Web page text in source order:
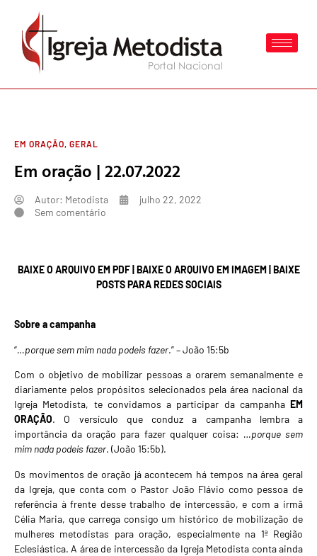
EM ORAÇÃO, GERAL
Em oração | 22.07.2022
Autor: Metodista
julho 22, 2022
Sem comentário
BAIXE O ARQUIVO EM PDF| BAIXE O ARQUIVO EM IMAGEM| BAIXE
POSTS PARA REDES SOCIAIS
Sobre a campanha
“…porque sem mim nada podeis fazer.” – João 15:5b
Com o objetivo de mobilizar pessoas a orarem semanalmente e
diariamente pelos propósitos selecionados pela área nacional da
Igreja Metodista, te convidamos a participar da campanha EM
ORAÇÃO. O versículo que conduz a campanha lembra a
importância da oração para fazer qualquer coisa: …porque sem
mim nada podeis fazer. (João 15:5b).
Os movimentos de oração já acontecem há tempos na área geral
da Igreja, que conta com o Pastor João Flávio como pessoa de
referência à frente desse trabalho de intercessão, e com a irmã
Célia Maria, que carrega consigo um histórico de mobilização de
mulheres metodistas para oração, especialmente na 1ª Região
Eclesiástica. A área de intercessão da Igreja Metodista conta ainda